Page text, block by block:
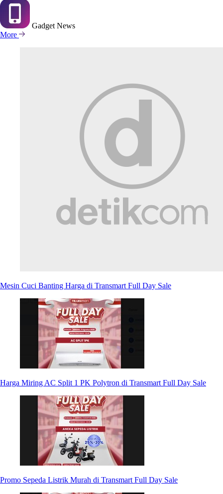
Gadget News
More
Mesin Cuci Banting Harga di Transmart Full Day Sale
Harga Miring AC Split 1 PK Polytron di Transmart Full Day Sale
Promo Sepeda Listrik Murah di Transmart Full Day Sale